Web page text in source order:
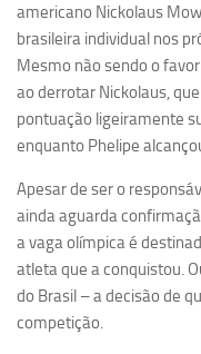
americano Nickolaus
brasileira individual nos
Mesmo não sendo o
ao derrotar Nickolaus,
pontuação ligeiramente
enquanto Phelipe
Apesar de ser o
ainda aguarda
a vaga olímpica é
atleta que a conquistou.
do Brasil – a decisão de
competição.